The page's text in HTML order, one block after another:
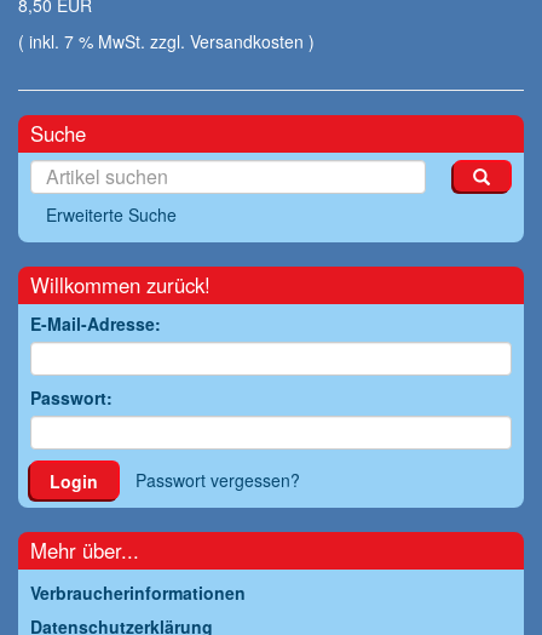
( inkl. 7 % MwSt. zzgl. Versandkosten )
Suche
Erweiterte Suche
Willkommen zurück!
E-Mail-Adresse:
Passwort:
Login Passwort vergessen?
Mehr über...
Verbraucherinformationen
Datenschutzerklärung